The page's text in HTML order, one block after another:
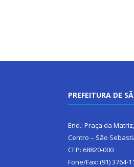
PREFEITURA DE
End.: Praça da
Centro – São
CEP: 68820-000
Fone/Fax: (91) 3764-